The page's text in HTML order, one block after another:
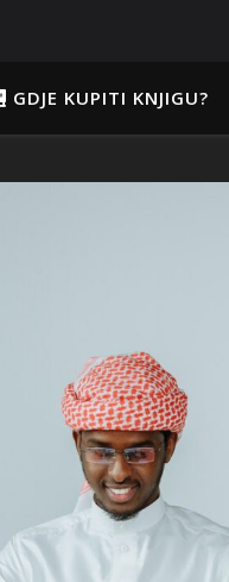
GDJE KUPITI KNJIGU?